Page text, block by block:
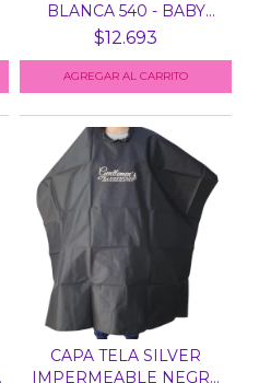
BLANCA 540 - BABY
DOLL
$12.693
CAPA TELA SILVER
IMPERMEABLE NEGRA